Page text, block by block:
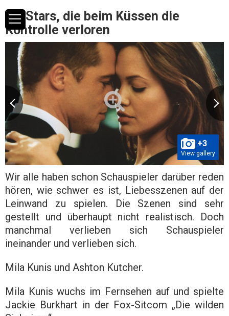
Co-Stars, die beim Küssen die
Kontrolle verloren
+3
View gallery
Wir alle haben schon Schauspieler darüber reden
hören, wie schwer es ist, Liebesszenen auf der
Leinwand zu spielen. Die Szenen sind sehr
gestellt und überhaupt nicht realistisch. Doch
manchmal verlieben sich Schauspieler
ineinander und verlieben sich.
Mila Kunis und Ashton Kutcher.
Mila Kunis wuchs im Fernsehen auf und spielte
Jackie Burkhart in der Fox-Sitcom „Die wilden